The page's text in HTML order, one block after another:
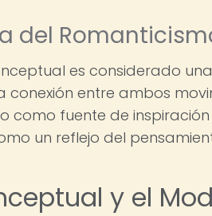
del
es considerado
conexión entre ambos
como fuente de
un reflejo del
y el